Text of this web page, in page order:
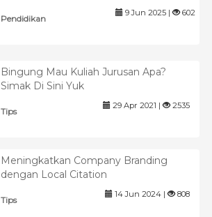
Pendidikan
9 Jun 2025 | 602
Bingung Mau Kuliah Jurusan Apa?
Simak Di Sini Yuk
Tips
29 Apr 2021 | 2535
Meningkatkan Company Branding
dengan Local Citation
Tips
14 Jun 2024 | 808